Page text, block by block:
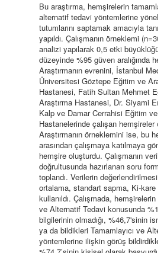
Bu araştırma, hemşirelerin
alternatif tedavi yöntemlerine
tutumlarını saptamak amacıyla
yapıldı. Çalışmanın örneklemi
analizi yapılarak 0,5 etki
düzeyinde %95 güven aralığında
Araştırmanın evrenini, İstanbul
Üniversitesi Göztepe Eğitim ve
Hastanesi, Fatih Sultan Mehmet
Araştırma Hastanesi, Dr. Siyami
Kalp ve Damar Cerrahisi Eğitim ve
Hastanelerinde çalışan hemşireler
Araştırmanın örneklemini ise, bu
arasından çalışmaya katılmaya
hemşire oluşturdu. Çalışmanın
doğrultusunda hazırlanan soru formu
toplandı. Verilerin
ortalama, standart sapma, Ki-kare
kullanıldı. Çalışmada, hemşirelerin
ve Alternatif Tedavi konusunda
bilgilerinin olmadığı, %46,7'sinin
ya da bildikleri Tamamlayıcı ve
yöntemlerine ilişkin görüş bildirdikleri,